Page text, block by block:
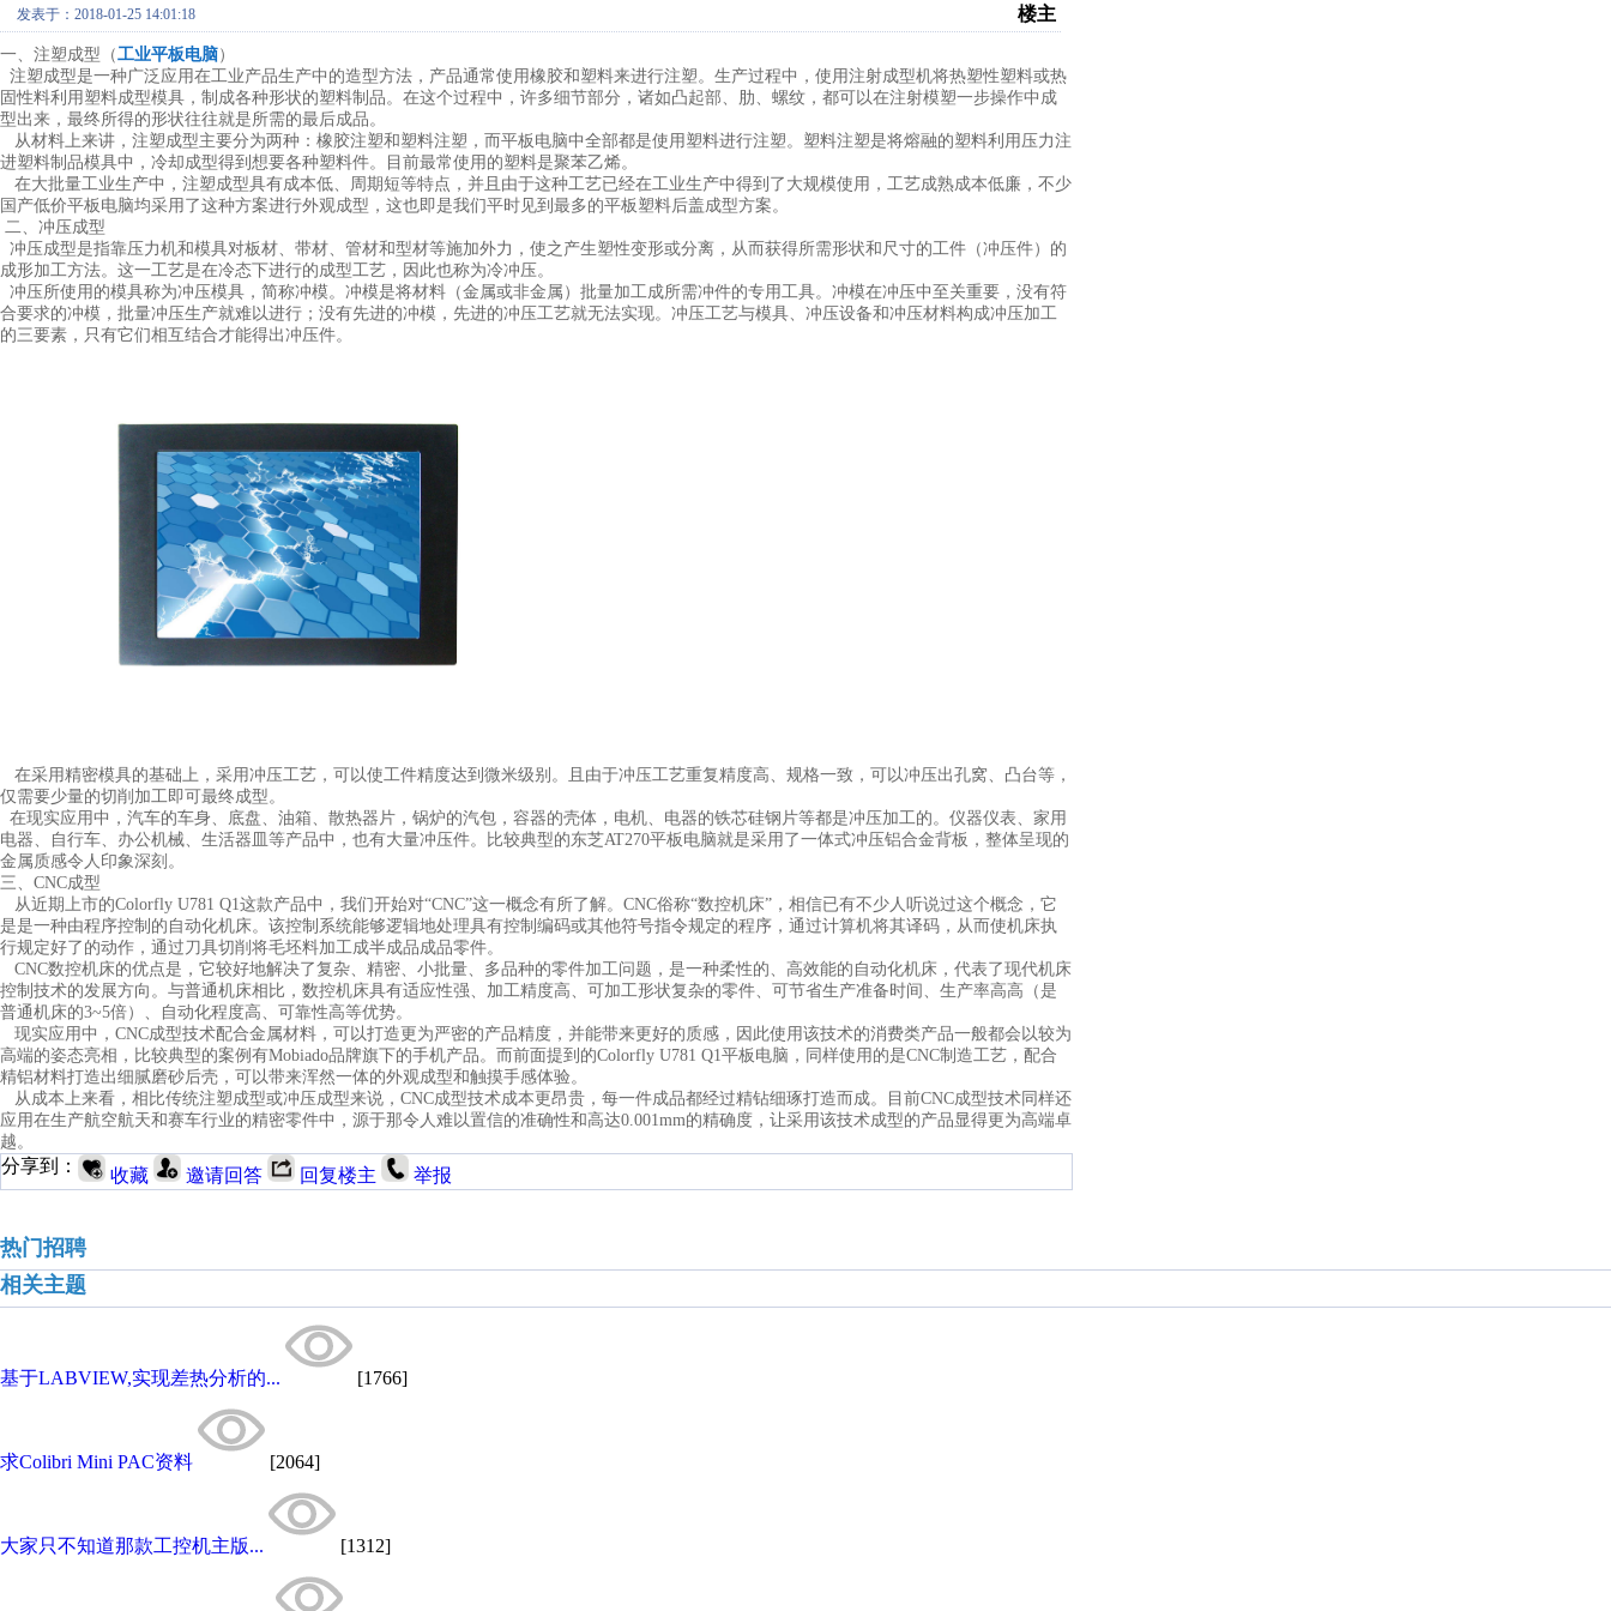
发表于：2018-01-25 14:01:18 楼主
一、注塑成型（工业平板电脑）
注塑成型是一种广泛应用在工业产品生产中的造型方法，产品通常使用橡胶和塑料来进行注塑。生产过程中，使用注射成型机将热塑性塑料或热
固性料利用塑料成型模具，制成各种形状的塑料制品。在这个过程中，许多细节部分，诸如凸起部、肋、螺纹，都可以在注射模塑一步操作中成
型出来，最终所得的形状往往就是所需的最后成品。
从材料上来讲，注塑成型主要分为两种：橡胶注塑和塑料注塑，而平板电脑中全部都是使用塑料进行注塑。塑料注塑是将熔融的塑料利用压力注
进塑料制品模具中，冷却成型得到想要各种塑料件。目前最常使用的塑料是聚苯乙烯。
在大批量工业生产中，注塑成型具有成本低、周期短等特点，并且由于这种工艺已经在工业生产中得到了大规模使用，工艺成熟成本低廉，不少
国产低价平板电脑均采用了这种方案进行外观成型，这也即是我们平时见到最多的平板塑料后盖成型方案。
二、冲压成型
冲压成型是指靠压力机和模具对板材、带材、管材和型材等施加外力，使之产生塑性变形或分离，从而获得所需形状和尺寸的工件（冲压件）的
成形加工方法。这一工艺是在冷态下进行的成型工艺，因此也称为冷冲压。
冲压所使用的模具称为冲压模具，简称冲模。冲模是将材料（金属或非金属）批量加工成所需冲件的专用工具。冲模在冲压中至关重要，没有符
合要求的冲模，批量冲压生产就难以进行；没有先进的冲模，先进的冲压工艺就无法实现。冲压工艺与模具、冲压设备和冲压材料构成冲压加工
的三要素，只有它们相互结合才能得出冲压件。
在采用精密模具的基础上，采用冲压工艺，可以使工件精度达到微米级别。且由于冲压工艺重复精度高、规格一致，可以冲压出孔窝、凸台等，
仅需要少量的切削加工即可最终成型。
在现实应用中，汽车的车身、底盘、油箱、散热器片，锅炉的汽包，容器的壳体，电机、电器的铁芯硅钢片等都是冲压加工的。仪器仪表、家用
电器、自行车、办公机械、生活器皿等产品中，也有大量冲压件。比较典型的东芝AT270平板电脑就是采用了一体式冲压铝合金背板，整体呈现的
金属质感令人印象深刻。
三、CNC成型
从近期上市的Colorfly U781 Q1这款产品中，我们开始对“CNC”这一概念有所了解。CNC俗称“数控机床”，相信已有不少人听说过这个概念，它
是是一种由程序控制的自动化机床。该控制系统能够逻辑地处理具有控制编码或其他符号指令规定的程序，通过计算机将其译码，从而使机床执
行规定好了的动作，通过刀具切削将毛坯料加工成半成品成品零件。
CNC数控机床的优点是，它较好地解决了复杂、精密、小批量、多品种的零件加工问题，是一种柔性的、高效能的自动化机床，代表了现代机床
控制技术的发展方向。与普通机床相比，数控机床具有适应性强、加工精度高、可加工形状复杂的零件、可节省生产准备时间、生产率高高（是
普通机床的3~5倍）、自动化程度高、可靠性高等优势。
现实应用中，CNC成型技术配合金属材料，可以打造更为严密的产品精度，并能带来更好的质感，因此使用该技术的消费类产品一般都会以较为
高端的姿态亮相，比较典型的案例有Mobiado品牌旗下的手机产品。而前面提到的Colorfly U781 Q1平板电脑，同样使用的是CNC制造工艺，配合
精铝材料打造出细腻磨砂后壳，可以带来浑然一体的外观成型和触摸手感体验。
从成本上来看，相比传统注塑成型或冲压成型来说，CNC成型技术成本更昂贵，每一件成品都经过精钻细琢打造而成。目前CNC成型技术同样还
应用在生产航空航天和赛车行业的精密零件中，源于那令人难以置信的准确性和高达0.001mm的精确度，让采用该技术成型的产品显得更为高端卓
越。
分享到： 收藏 邀请回答 回复楼主 举报
热门招聘
相关主题
基于LABVIEW,实现差热分析的... [1766]
求Colibri Mini PAC资料 [2064]
大家只不知道那款工控机主版... [1312]